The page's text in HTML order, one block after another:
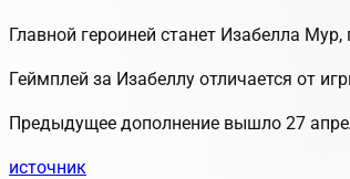
Главной героиней станет Изабелла
Геймплей за Изабеллу отличается от
Предыдущее дополнение вышло 27
источник